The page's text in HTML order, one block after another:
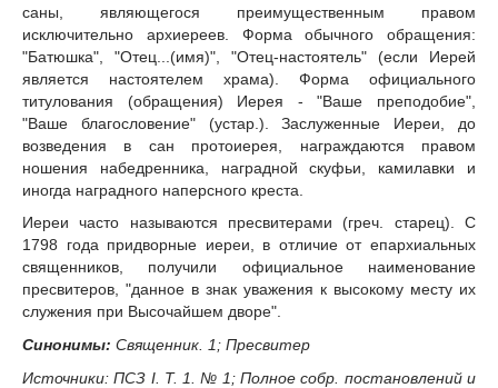
саны, являющегося преимущественным правом
исключительно архиереев. Форма обычного обращения:
"Батюшка", "Отец...(имя)", "Отец-настоятель" (если Иерей
является настоятелем храма). Форма официального
титулования (обращения) Иерея - "Ваше преподобие",
"Ваше благословение" (устар.). Заслуженные Иереи, до
возведения в сан протоиерея, награждаются правом
ношения набедренника, наградной скуфьи, камилавки и
иногда наградного наперсного креста.
Иереи часто называются пресвитерами (греч. старец). С
1798 года придворные иереи, в отличие от епархиальных
священников, получили официальное наименование
пресвитеров, "данное в знак уважения к высокому месту их
служения при Высочайшем дворе".
Синонимы: Священник. 1; Пресвитер
Источники: ПСЗ I. Т. 1. № 1; Полное собр. постановлений и